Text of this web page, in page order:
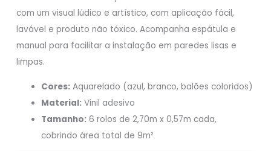
com um visual lúdico e artístico, com aplicação fácil,
lavável e produto não tóxico. Acompanha espátula e
manual para facilitar a instalação em paredes lisas e
limpas.
Cores: Aquarelado (azul, branco, balões coloridos)
Material: Vinil adesivo
Tamanho: 6 rolos de 2,70m x 0,57m cada,
cobrindo área total de 9m²